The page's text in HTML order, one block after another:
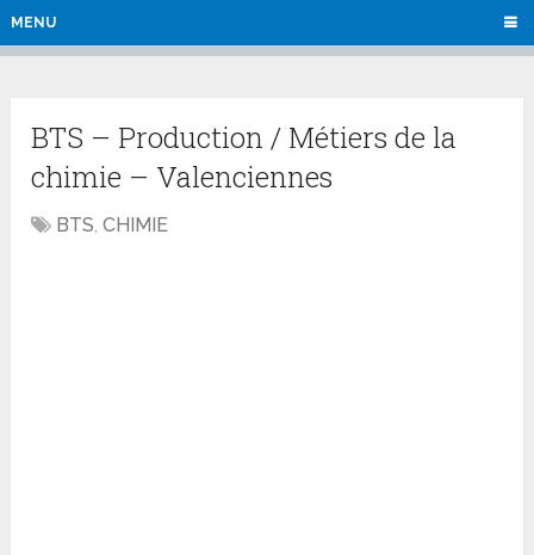
MENU
BTS – Production / Métiers de la
chimie – Valenciennes
BTS,CHIMIE